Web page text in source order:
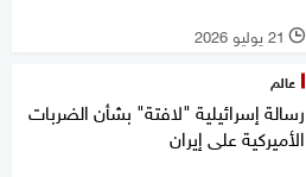
l 21 يوليو 2026
عالم
رسالة إسرائيلية "لافتة" بشأن الضربات
الأميركية على إيران